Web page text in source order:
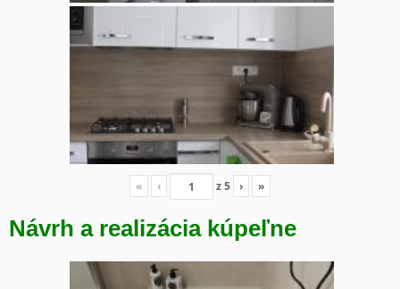
« ‹ z5 › »
Návrh a realizácia kúpeľne